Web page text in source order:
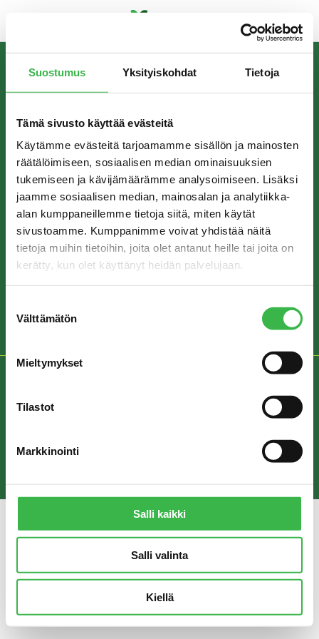
Suostumus Yksityiskohdat Tietoja
Tämä sivusto käyttää evästeitä
Käytämme evästeitä tarjoamamme sisällön ja mainosten
räätälöimiseen, sosiaalisen median ominaisuuksien
tukemiseen ja kävijämäärämme analysoimiseen. Lisäksi
jaamme sosiaalisen median, mainosalan ja analytiikka-
alan kumppaneillemme tietoja siitä, miten käytät
sivustoamme. Kumppanimme voivat yhdistää näitä
tietoja muihin tietoihin, joita olet antanut heille tai joita on
kerätty, kun olet käyttänyt heidän palvelujaan.
valinta
Välttämätön
Mieltymykset
Tilastot
Markkinointi
Salli kaikki
Salli valinta
Kiellä
Skip
promotes the production and consumption of organic
food in Finland.
CONTACT
Pro Luomu ry
Hämeentie 31 A
00500 Helsinki
info@proluomu.fi